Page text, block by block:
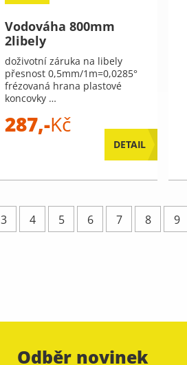
Vodováha 800mm
2libely
doživotní záruka na libely
přesnost 0,5mm/1m=0,0285°
frézovaná hrana plastové
koncovky …
287,-Kč
DETAIL
3 4 5 6 7 8 9
Odběr novinek